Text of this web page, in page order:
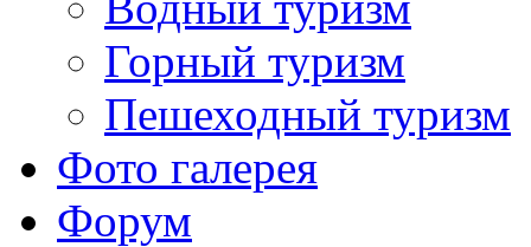
Горный туризм
Пешеходный туризм
Фото галерея
Форум